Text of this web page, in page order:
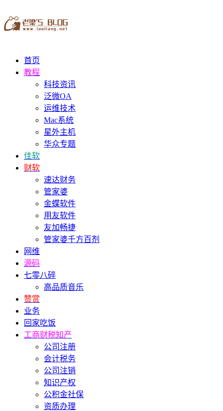
首页
教程
科技资讯
泛微OA
运维技术
Mac系统
星外主机
华众专题
佳软
财软
速达财务
管家婆
金蝶软件
用友软件
友加畅捷
管家婆千方百剂
网维
源码
七零八碎
高品质音乐
赞赏
业务
回家吃饭
工商财税知产
公司注册
会计税务
公司注销
知识产权
公积金社保
资质办理